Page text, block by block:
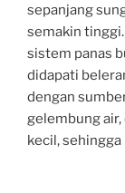
sepanjang
semakin
sistem panas
didapati
dengan
gelembung
kecil,